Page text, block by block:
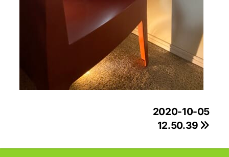
2020-10-05
12.50.39